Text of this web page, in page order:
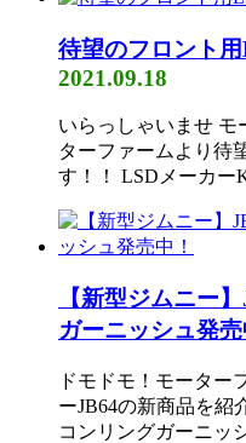
待望のフロント
2021.09.18
いらっしゃいませ
ターファームより待
す！！ LSDメーカ
【新型ジムニー
ガーニッシュ発売
ドモドモ！モーター
ーJB64の新商品を紹
コンリングガーニッ